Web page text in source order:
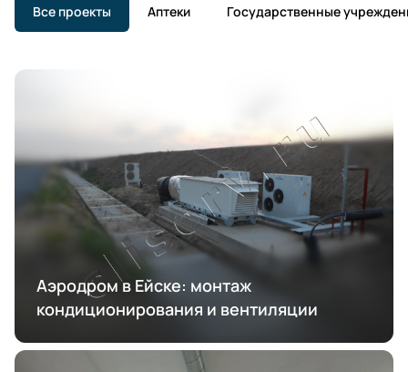
Все проекты Аптеки Государственные
Аэродром в Ейске: монтаж
кондиционирования и вентиляции